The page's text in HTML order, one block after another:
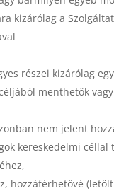
kizárólag a
részei kizárólag
menthetők
nem jelent
kereskedelmi céllal
hozzáférhetővé